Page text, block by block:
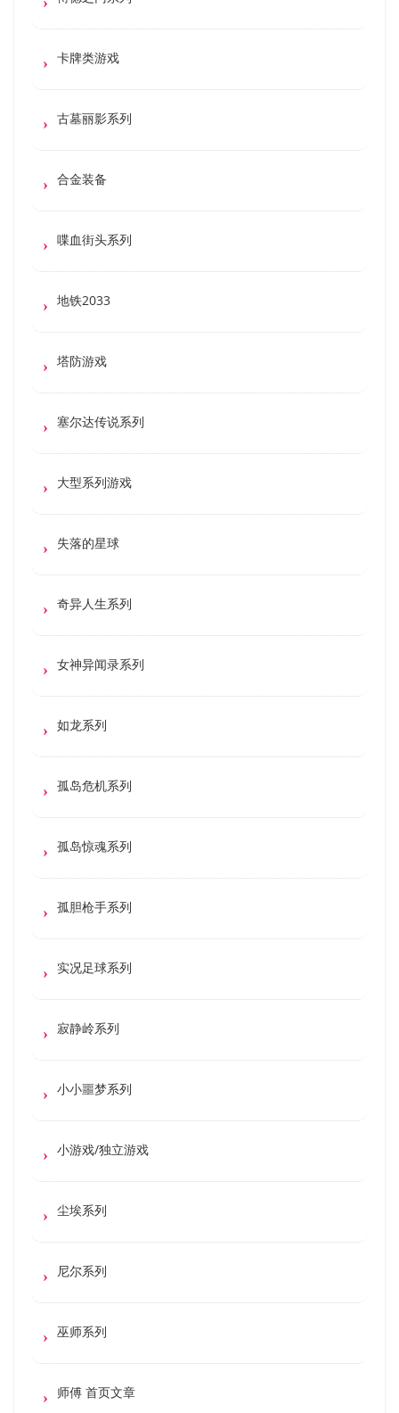
卡牌类游戏
古墓丽影系列
合金装备
喋血街头系列
地铁2033
塔防游戏
塞尔达传说系列
大型系列游戏
失落的星球
奇异人生系列
女神异闻录系列
如龙系列
孤岛危机系列
孤岛惊魂系列
孤胆枪手系列
实况足球系列
寂静岭系列
小小噩梦系列
小游戏/独立游戏
尘埃系列
尼尔系列
巫师系列
师傅 首页文章